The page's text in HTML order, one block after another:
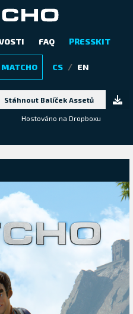
FAQ PRESSKIT
CS / EN
Stáhnout Balíček Assetů
Hostováno na Dropboxu